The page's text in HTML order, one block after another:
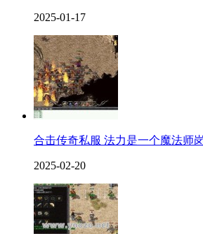
2025-01-17
合击传奇私服 法力是一个魔法师
2025-02-20